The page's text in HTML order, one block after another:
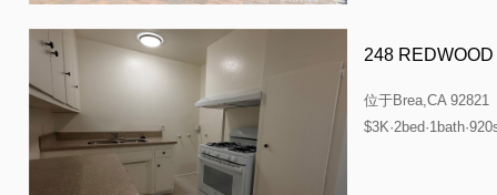
248 REDWOOD
位于Brea,CA 92821